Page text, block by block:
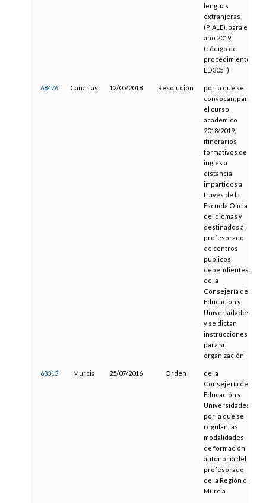
lenguas
extranjeras
(PIALE), para el
año 2019
(código de
procedimiento
ED305F)
68476 Canarias 12/05/2018 Resolución
por la que se
convocan, para
el curso
académico
2018/2019,
itinerarios
formativos de
inglés a
distancia
impartidos a
través de la
Escuela Oficial
de Idiomas y
destinados al
profesorado
de centros
públicos
dependientes
de la
Consejería de
Educación y
Universidades
y se dictan
instrucciones
para su
organización
63313 Murcia 25/07/2016 Orden
de la
Consejería de
Educación y
Universidades,
por la que se
regulan las
modalidades
de formación
autónoma del
profesorado
de la Región de
Murcia